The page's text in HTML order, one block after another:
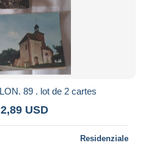
89 . lot de 2 cartes
USD
Residenziale